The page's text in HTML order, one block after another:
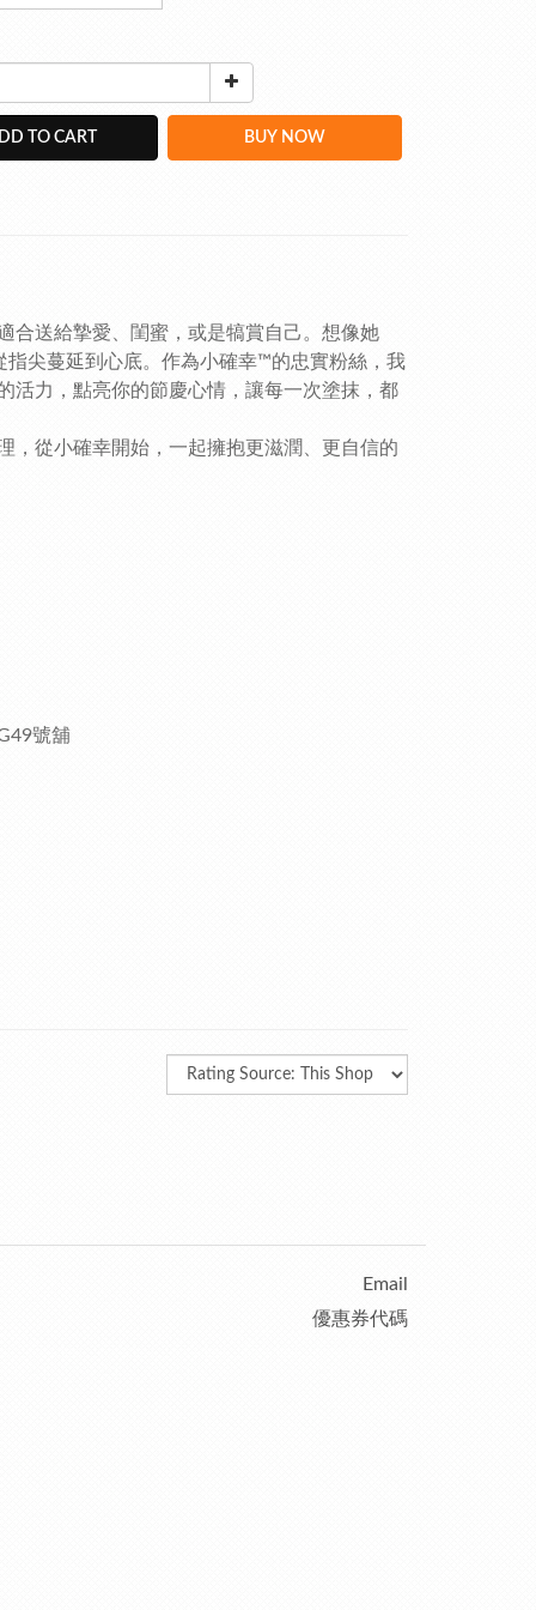
TO CART BUY NOW
合送給摯愛、閨蜜，或是犒賞自己。想像她
尖蔓延到心底。作為小確幸™的忠實粉絲，我
活力，點亮你的節慶心情，讓每一次塗抹，都
，從小確幸開始，一起擁抱更滋潤、更自信的
號舖
Email
優惠券代碼